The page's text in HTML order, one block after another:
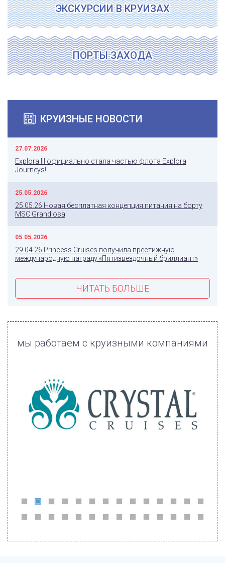
ЭКСКУРСИИ В КРУИЗАХ
ПОРТЫ ЗАХОДА
КРУИЗНЫЕ НОВОСТИ
27.07.2026
Explora III официально стала частью флота Explora
Journeys!
25.05.2026
25.05.26 Новая бесплатная концепция питания на борту
MSC Grandiosa
05.05.2026
29.04.26 Princess Cruises получила престижную
международную награду «Пятизвездочный бриллиант»
ЧИТАТЬ БОЛЬШЕ
мы работаем с круизными компаниями